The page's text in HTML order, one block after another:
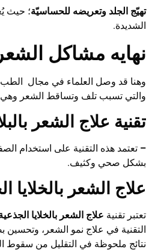
تهيّج الجلد وتعريضه للحساسيّة؛ حيث
الشديدة.
نهايه مشاكل
وهنا قد وصل العلماء في مجال الطب
والتي تسبب تلف وتساقط الشعر وهي
تقنية علاج الشعر
– تعتمد هذه التقنية على استخدام
بشكل صحي وكثيف.
علاج الشعر بالخلايا
تعتبر تقنية علاج الشعر بالخلايا
التقنية في علاج نمو الشعر، وتحسين
نتائج ملحوظة في التقليل من سقوط